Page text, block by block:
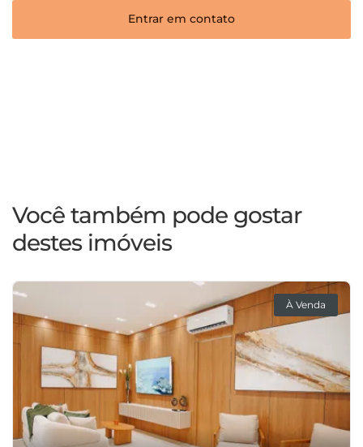
Entrar em contato
Você também pode gostar
destes imóveis
À Venda